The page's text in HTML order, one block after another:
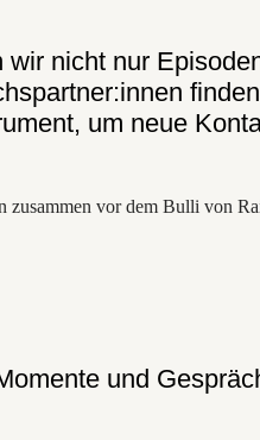
nicht nur
um neue
und